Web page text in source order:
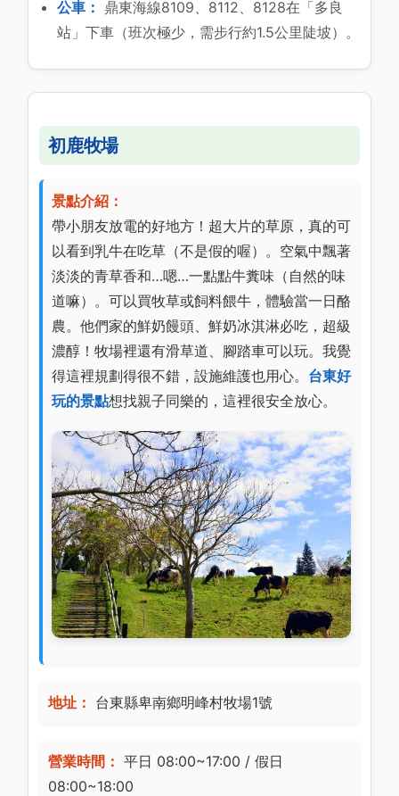
公車： 鼎東海線8109、8112、8128在「多良
站」下車（班次極少，需步行約1.5公里陡坡）。
初鹿牧場
景點介紹：
帶小朋友放電的好地方！超大片的草原，真的可
以看到乳牛在吃草（不是假的喔）。空氣中飄著
淡淡的青草香和…嗯…一點點牛糞味（自然的味
道嘛）。可以買牧草或飼料餵牛，體驗當一日酪
農。他們家的鮮奶饅頭、鮮奶冰淇淋必吃，超級
濃醇！牧場裡還有滑草道、腳踏車可以玩。我覺
得這裡規劃得很不錯，設施維護也用心。 台東好
玩的景點想找親子同樂的，這裡很安全放心。
地址： 台東縣卑南鄉明峰村牧場1號
營業時間： 平日 08:00~17:00 / 假日
08:00~18:00